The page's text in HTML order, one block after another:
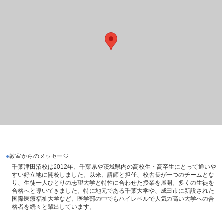
教室からのメッセージ
千葉津田沼校は2012年、千葉県や茨城県内の高校生・高卒生にとって通いや
すい好立地に開校しました。以来、講師と担任、校舎長が一つのチームとな
り、生徒一人ひとりの志望大学と特性に合わせた授業を展開。多くの生徒を
合格へと導いてきました。特に地元である千葉大学や、成田市に新設された
国際医療福祉大学など、医学部の中でもハイレベルで人気の高い大学への合
格者を続々と輩出しています。